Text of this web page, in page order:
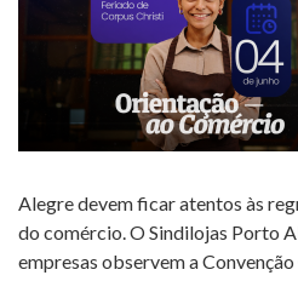
Alegre devem ficar atentos às
do comércio. O Sindilojas Porto
empresas observem a